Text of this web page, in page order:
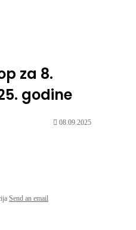
za 8.
godine
Send an email
08.09.2025